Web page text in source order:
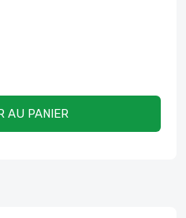
AU PANIER